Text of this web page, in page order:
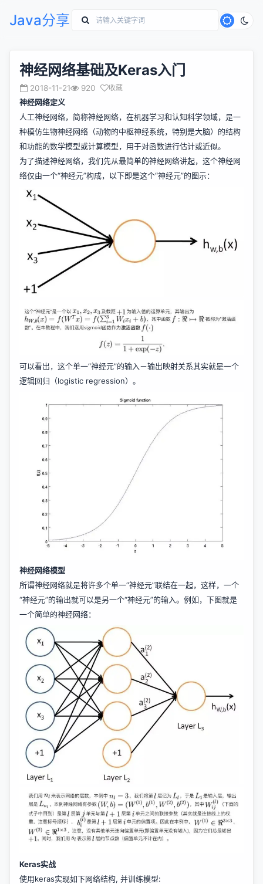
Java分享
神经网络基础及Keras入门
2018-11-21 920 收藏
神经网络定义
人工神经网络，简称神经网络，在机器学习和认知科学领域，是一
种模仿生物神经网络（动物的中枢神经系统，特别是大脑）的结构
和功能的数学模型或计算模型，用于对函数进行估计或近似。
为了描述神经网络，我们先从最简单的神经网络讲起，这个神经网
络仅由一个“神经元”构成，以下即是这个“神经元”的图示：
可以看出，这个单一“神经元”的输入－输出映射关系其实就是一个
逻辑回归（logistic regression）。
神经网络模型
所谓神经网络就是将许多个单一“神经元”联结在一起，这样，一个
“神经元”的输出就可以是另一个“神经元”的输入。例如，下图就是
一个简单的神经网络：
Keras实战
使用keras实现如下网络结构, 并训练模型: